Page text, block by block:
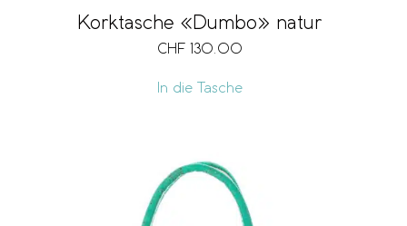
Korktasche «Dumbo» natur
CHF 130.00
In die Tasche